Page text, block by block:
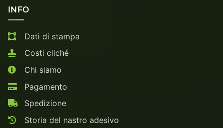
INFO
Dati di stampa
Costi cliché
Chi siamo
Pagamento
Spedizione
Storia del nastro adesivo